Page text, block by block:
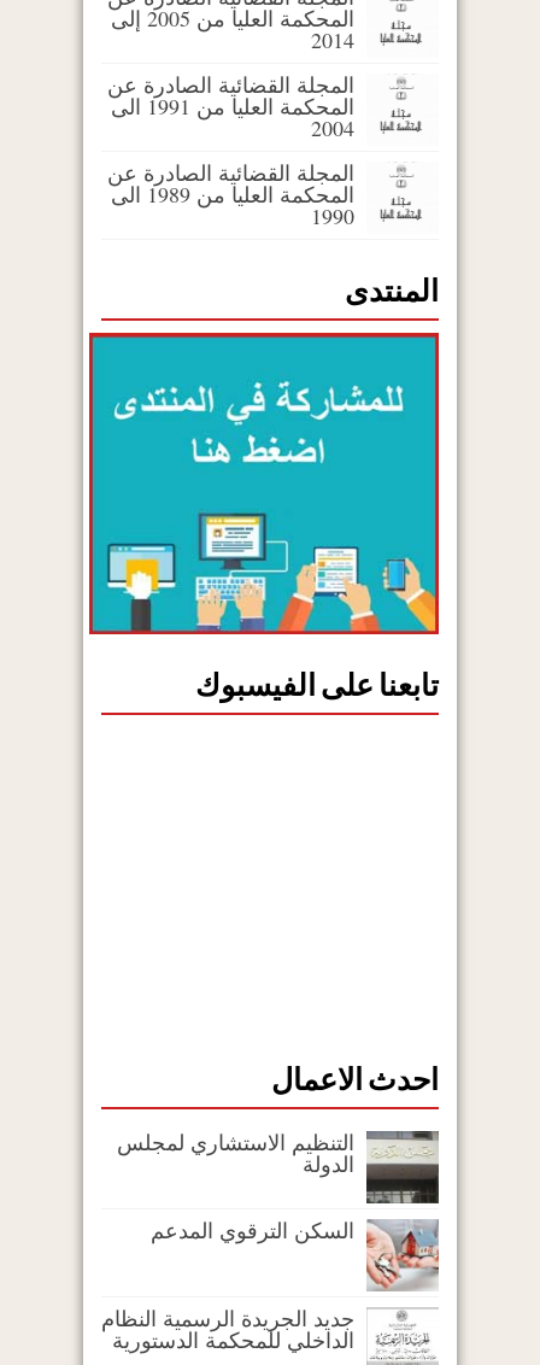
المحكمة العليا من 2005 إلى
2014
المجلة القضائية الصادرة عن
المحكمة العليا من 1991 الى
2004
المجلة القضائية الصادرة عن
المحكمة العليا من 1989 الى
1990
المنتدى
تابعنا على الفيسبوك
احدث الاعمال
التنظيم الاستشاري لمجلس
الدولة
السكن الترقوي المدعم
جديد الجريدة الرسمية النظام
الداخلي للمحكمة الدستورية